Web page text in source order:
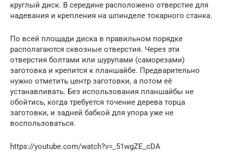
круглый диск. В середине расположено отверстие для
надевания и крепления на шпинделе токарного станка.
По всей площади диска в правильном порядке
располагаются сквозные отверстия. Через эти
отверстия болтами или шурупами (саморезами)
заготовка и крепится к планшайбе. Предварительно
нужно отметить центр заготовки, а потом её
устанавливать. Без использования планшайбы не
обойтись, когда требуется точение дерева торца
заготовки, и задней бабкой для упора уже не
воспользоваться.
https://youtube.com/watch?v=_51wgZE_cDA